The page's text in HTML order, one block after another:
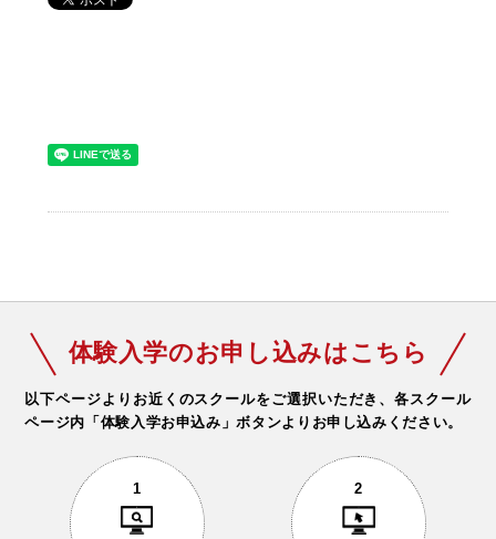
体験入学のお申し込みはこちら
以下ページよりお近くのスクールをご選択いただき、各スクール
ページ内「体験入学お申込み」ボタンよりお申し込みください。
1 2